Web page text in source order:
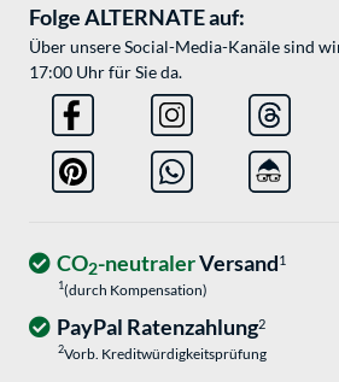
Folge ALTERNATE auf:
Über unsere Social-Media-Kanäle sind
17:00 Uhr für Sie da.
CO2-neutralerVersand1
1(durch Kompensation)
PayPal Ratenzahlung2
2Vorb. Kreditwürdigkeitsprüfung